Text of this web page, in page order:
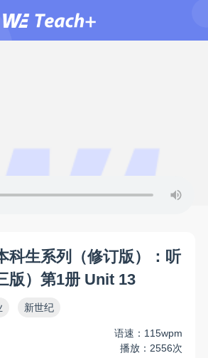
科生系列（修订版）：听
版）第1册 Unit 13
新世纪
语速：115wpm
播放：2556次